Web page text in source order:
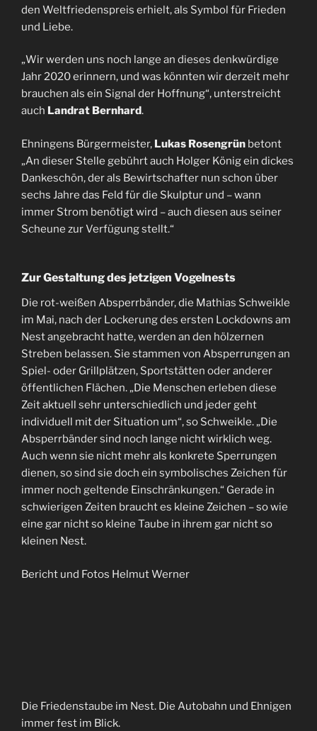
den Weltfriedenspreis erhielt, als Symbol für Frieden
und Liebe.
„Wir werden uns noch lange an dieses denkwürdige
Jahr 2020 erinnern, und was könnten wir derzeit mehr
brauchen als ein Signal der Hoffnung“, unterstreicht
auch Landrat Bernhard.
Ehningens Bürgermeister, Lukas Rosengrün betont
„An dieser Stelle gebührt auch Holger König ein dickes
Dankeschön, der als Bewirtschafter nun schon über
sechs Jahre das Feld für die Skulptur und – wann
immer Strom benötigt wird – auch diesen aus seiner
Scheune zur Verfügung stellt.“
Zur Gestaltung des jetzigen Vogelnests
Die rot-weißen Absperrbänder, die Mathias Schweikle
im Mai, nach der Lockerung des ersten Lockdowns am
Nest angebracht hatte, werden an den hölzernen
Streben belassen. Sie stammen von Absperrungen an
Spiel- oder Grillplätzen, Sportstätten oder anderer
öffentlichen Flächen. „Die Menschen erleben diese
Zeit aktuell sehr unterschiedlich und jeder geht
individuell mit der Situation um“, so Schweikle. „Die
Absperrbänder sind noch lange nicht wirklich weg.
Auch wenn sie nicht mehr als konkrete Sperrungen
dienen, so sind sie doch ein symbolisches Zeichen für
immer noch geltende Einschränkungen.“ Gerade in
schwierigen Zeiten braucht es kleine Zeichen – so wie
eine gar nicht so kleine Taube in ihrem gar nicht so
kleinen Nest.
Bericht und Fotos Helmut Werner
Die Friedenstaube im Nest. Die Autobahn und Ehnigen
immer fest im Blick.